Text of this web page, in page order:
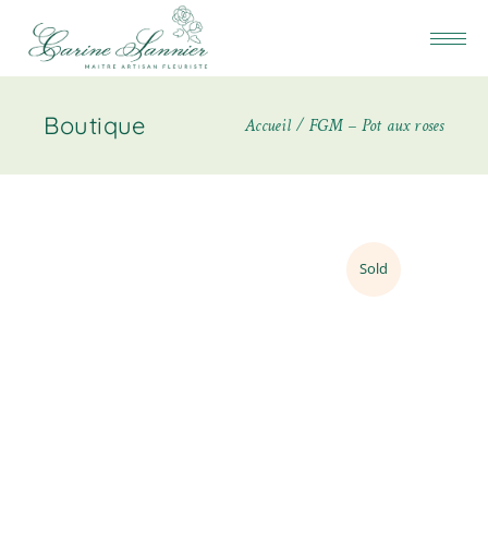
Boutique Accueil FGM – Pot aux roses
Sold